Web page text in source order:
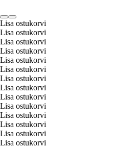
Lisa ostukorvi
Lisa ostukorvi
Lisa ostukorvi
Lisa ostukorvi
Lisa ostukorvi
Lisa ostukorvi
Lisa ostukorvi
Lisa ostukorvi
Lisa ostukorvi
Lisa ostukorvi
Lisa ostukorvi
Lisa ostukorvi
Lisa ostukorvi
Lisa ostukorvi